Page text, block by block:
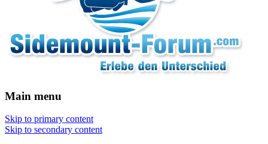
Main menu
Skip to primary content
Skip to secondary content